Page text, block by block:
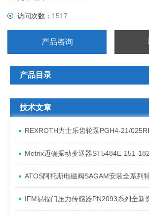
访问次数： 1517
产品咨询
产品目录
技术文章
Metrix迈确振动变送器ST5484E-151-
ATOS阿托斯电磁阀SAGAM安装全系列
IFM易福门压力传感器PN2093系列全新